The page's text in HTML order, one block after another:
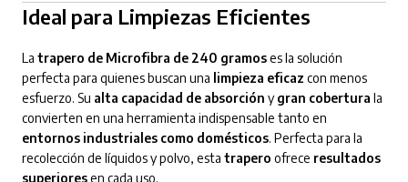
Ideal para Limpiezas Eficientes
La trapero de Microfibra de 240 gramoses la solución
perfecta para quienes buscan una limpieza eficaz con menos
esfuerzo. Su alta capacidad de absorción ygran cobertura la
convierten en una herramienta indispensable tanto en
entornos industriales como domésticos. Perfecta para la
recolección de líquidos y polvo, esta trapero ofrece resultados
superioresen cada uso.